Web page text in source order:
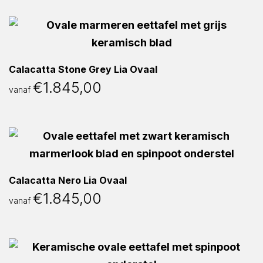
Calacatta Stone Grey Lia Ovaal
vanaf €1.845,00
Calacatta Nero Lia Ovaal
vanaf €1.845,00